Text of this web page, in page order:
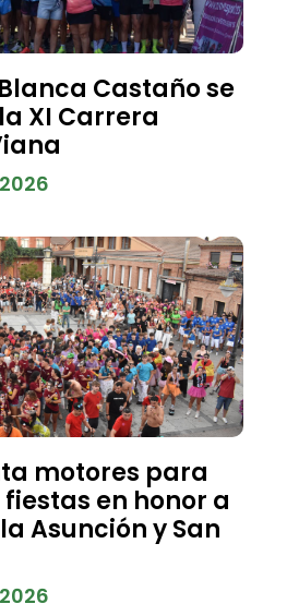
Castaño se
XI Carrera
motores para
en honor a
Asunción y San